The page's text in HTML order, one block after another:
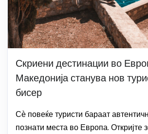
Скриени дестинации во
Македонија станува нов
бисер
Сѐ повеќе туристи бараат
познати места во Европа. Откријте